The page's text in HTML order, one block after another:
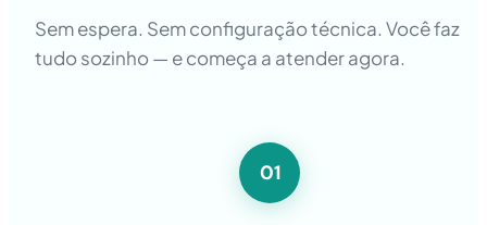
Sem espera. Sem configuração técnica. Você faz
tudo sozinho — e começa a atender agora.
01